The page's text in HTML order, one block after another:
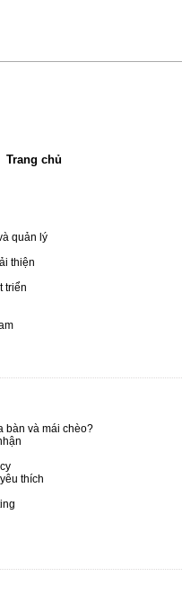
Trang chủ
quản lý
thiện
triển
bàn và mái chèo?
thích